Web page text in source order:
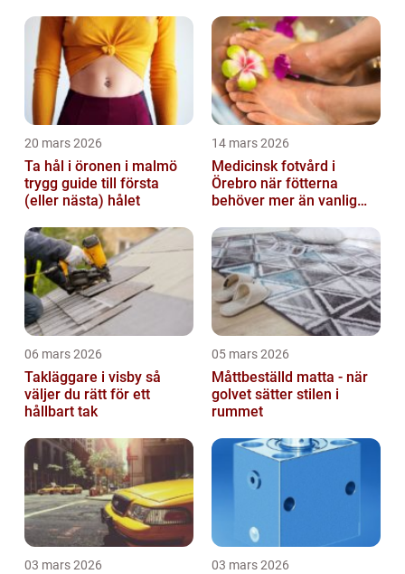
20 mars 2026
Ta hål i öronen i malmö
trygg guide till första
(eller nästa) hålet
14 mars 2026
Medicinsk fotvård i
Örebro när fötterna
behöver mer än vanlig
06 mars 2026
Takläggare i visby så
väljer du rätt för ett
hållbart tak
05 mars 2026
Måttbeställd matta - när
golvet sätter stilen i
rummet
03 mars 2026 03 mars 2026